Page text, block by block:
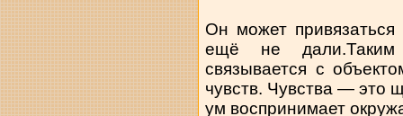
Он может
ещё не
связывается с
чувств. Чувства — это
ум воспринимает